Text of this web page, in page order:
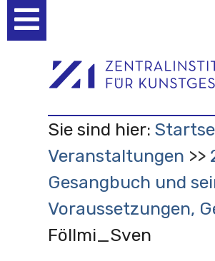
Werkzeuge
Sie sind hier:
Veranstaltungen
Gesangbuch und
Voraussetzungen,
Föllmi_Sven